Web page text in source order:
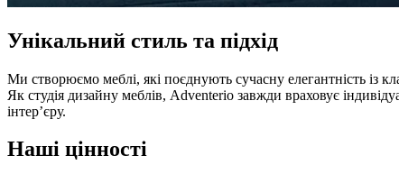
Унікальний стиль та підхід
Ми створюємо меблі, які поєднують сучасну елегантність із
Як студія дизайну меблів, Adventerio завжди враховує
інтер’єру.
Наші цінності